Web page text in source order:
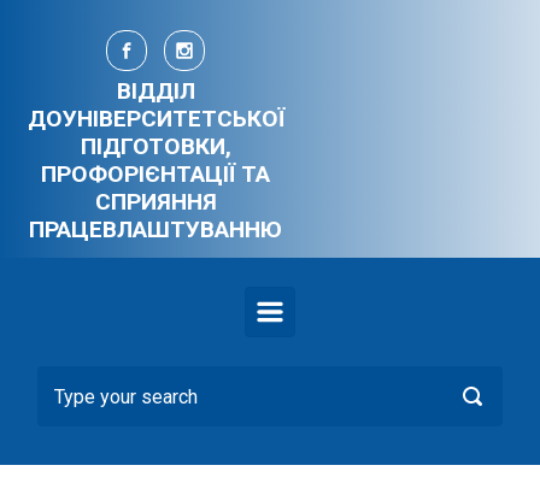
Skip to main content
ВІДДІЛ
ДОУНІВЕРСИТЕТСЬКОЇ
ПІДГОТОВКИ,
ПРОФОРІЄНТАЦІЇ ТА
СПРИЯННЯ
ПРАЦЕВЛАШТУВАННЮ